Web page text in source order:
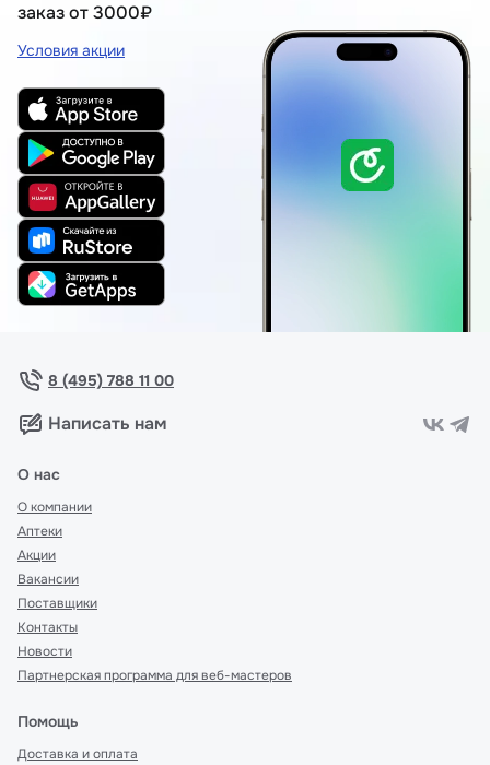
заказ от 3000₽
Условия акции
8 (495) 788 11 00
Написать нам
О нас
О компании
Аптеки
Акции
Вакансии
Поставщики
Контакты
Новости
Партнерская программа для веб-мастеров
Помощь
Доставка и оплата